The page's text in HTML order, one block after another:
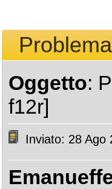
Oggetto:
f12r]
Inviato: 28 Ago